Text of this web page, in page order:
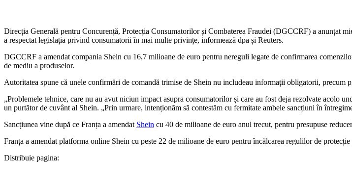
Direcția Generală pentru Concurență, Protecția Consumatorilor și Combaterea Fraudei (DGCCRF) a anunțat
a respectat legislația privind consumatorii în mai multe privințe, informează dpa și Reuters.
DGCCRF a amendat compania Shein cu 16,7 milioane de euro pentru nereguli legate de confirmarea
de mediu a produselor.
Autoritatea spune că unele confirmări de comandă trimise de Shein nu includeau informații obligatorii,
„Problemele tehnice, care nu au avut niciun impact asupra consumatorilor și care au fost deja rezolvate acolo
un purtător de cuvânt al Shein. „Prin urmare, intenționăm să contestăm cu fermitate ambele sancțiuni în
Sancțiunea vine după ce Franța a amendat Shein cu 40 de milioane de euro anul trecut, pentru presupuse
​Franța a amendat platforma online Shein cu peste 22 de milioane de euro pentru încălcarea regulilor de
Distribuie pagina: